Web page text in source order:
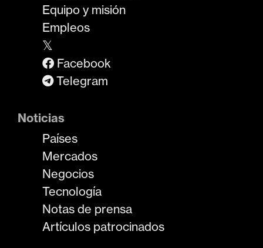
Equipo y misión
Empleos
𝕏
Facebook
Telegram
Noticias
Países
Mercados
Negocios
Tecnología
Notas de prensa
Artículos patrocinados